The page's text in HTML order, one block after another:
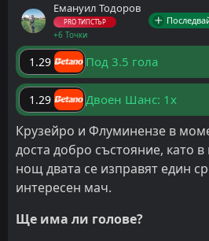
Емануил Тодоров
PRO ТИПСТЪР
+6 Точки
1.29 Под 3.5 гола
1.29 Двоен Шанс: 1x
Крузейро и Флуминензе в
доста добро състояние, като
нощ двата се изправят един
интересен мач.
Ще има ли голове?